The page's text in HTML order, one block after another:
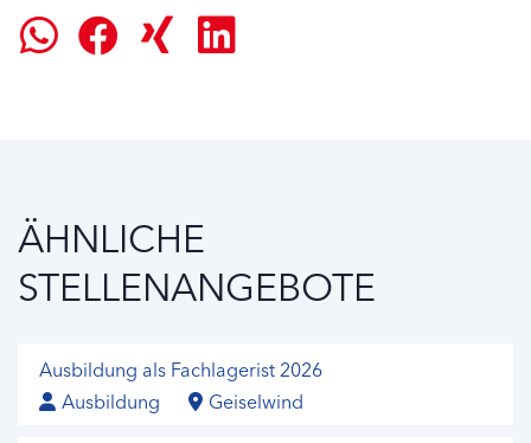
ÄHNLICHE
STELLENANGEBOTE
Ausbildung als Fachlagerist 2026
Ausbildung
Geiselwind